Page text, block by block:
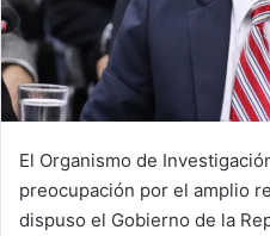
El Organismo de
preocupación por el amplio
dispuso el Gobierno de la